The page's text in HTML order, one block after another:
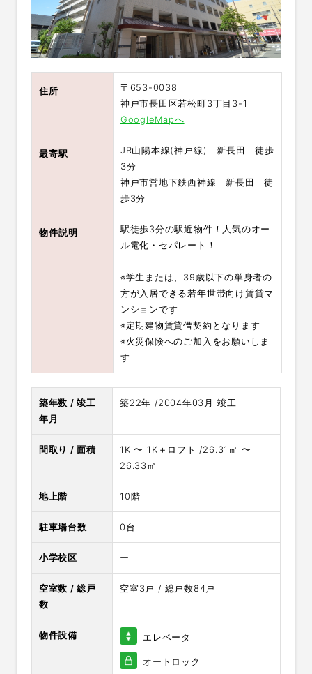
住所
〒653-0038
神戸市長田区若松町3丁目3-1
GoogleMapへ
最寄駅
JR山陽本線(神戸線) 新長田 徒歩
3分
神戸市営地下鉄西神線 新長田 徒
歩3分
物件説明
駅徒歩3分の駅近物件！人気のオー
ル電化・セパレート！
※学生または、39歳以下の単身者の
方が入居できる若年世帯向け賃貸マ
ンションです
※定期建物賃貸借契約となります
※火災保険へのご加入をお願いしま
す
築年数 / 竣工
年月
築22年 /2004年03月 竣工
間取り / 面積
1K 〜 1K＋ロフト /26.31㎡ 〜
26.33㎡
地上階 10階
駐車場台数 0台
小学校区 ー
空室数 / 総戸
数
空室3戸 / 総戸数84戸
物件設備 エレベータ
オートロック